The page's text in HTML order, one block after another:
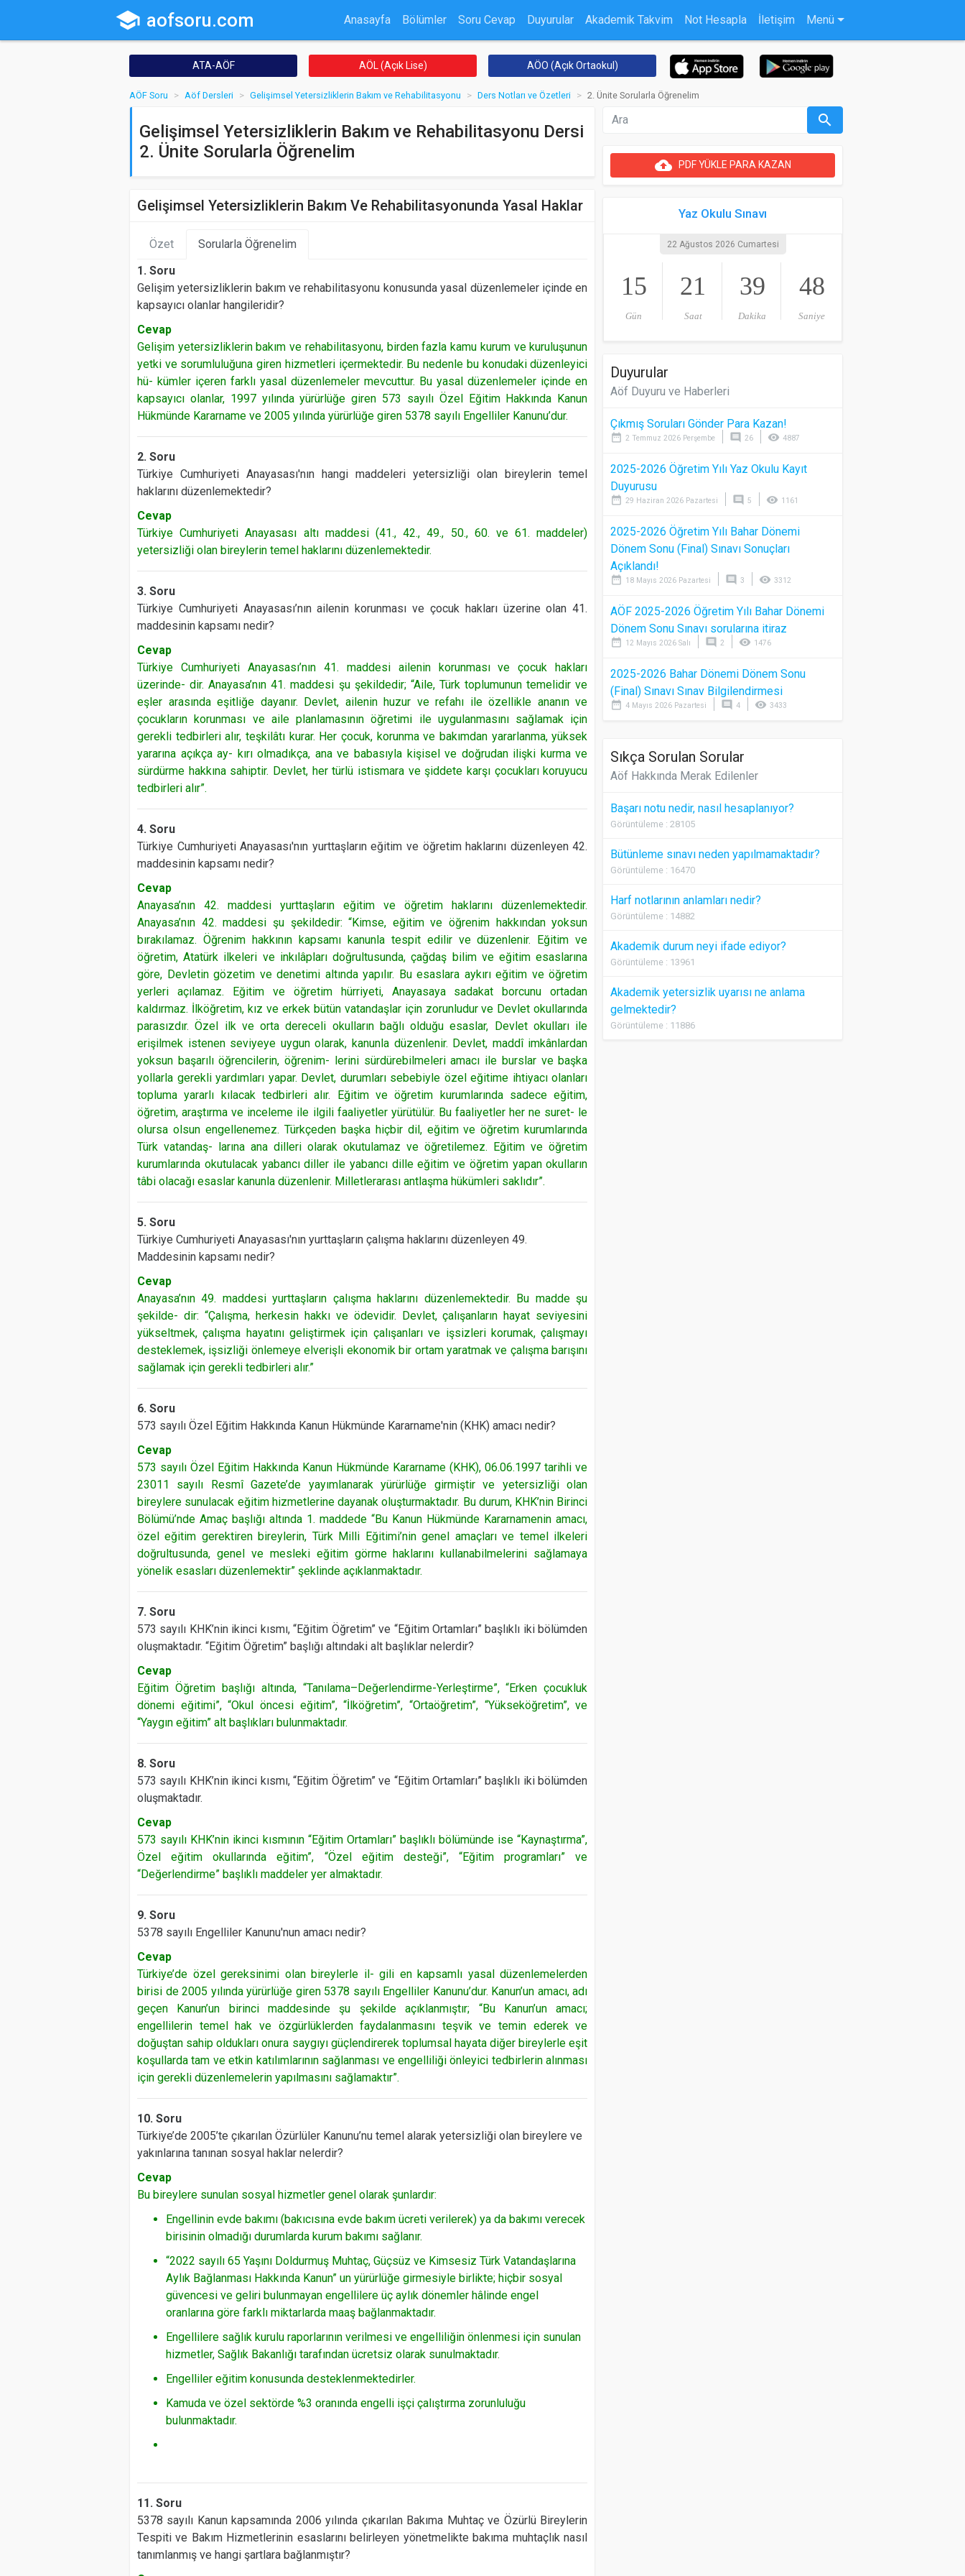
school aofsoru.com Anasayfa Bölümler Soru Cevap Duyurular Akademik Takvim Not Hesapla İletişim Menü
ATA-AÖF AÖL (Açık Lise) AÖO (Açık Ortaokul)
AÖF Soru Aöf Dersleri Gelişimsel Yetersizliklerin Bakım ve Rehabilitasyonu Ders Notları ve Özetleri 2. Ünite Sorularla Öğrenelim
Gelişimsel Yetersizliklerin Bakım ve Rehabilitasyonu Dersi
2. Ünite Sorularla Öğrenelim
Gelişimsel Yetersizliklerin Bakım Ve Rehabilitasyonunda Yasal Haklar
Özet
Sorularla Öğrenelim
1. Soru
Gelişim yetersizliklerin bakım ve rehabilitasyonu konusunda yasal düzenlemeler içinde en
kapsayıcı olanlar hangileridir?
Cevap
Gelişim yetersizliklerin bakım ve rehabilitasyonu, birden fazla kamu kurum ve kuruluşunun
yetki ve sorumluluğuna giren hizmetleri içermektedir. Bu nedenle bu konudaki düzenleyici
hü- kümler içeren farklı yasal düzenlemeler mevcuttur. Bu yasal düzenlemeler içinde en
kapsayıcı olanlar, 1997 yılında yürürlüğe giren 573 sayılı Özel Eğitim Hakkında Kanun
Hükmünde Kararname ve 2005 yılında yürürlüğe giren 5378 sayılı Engelliler Kanunu’dur.
2. Soru
Türkiye Cumhuriyeti Anayasası'nın hangi maddeleri yetersizliği olan bireylerin temel
haklarını düzenlemektedir?
Cevap
Türkiye Cumhuriyeti Anayasası altı maddesi (41., 42., 49., 50., 60. ve 61. maddeler)
yetersizliği olan bireylerin temel haklarını düzenlemektedir.
3. Soru
Türkiye Cumhuriyeti Anayasası’nın ailenin korunması ve çocuk hakları üzerine olan 41.
maddesinin kapsamı nedir?
Cevap
Türkiye Cumhuriyeti Anayasası’nın 41. maddesi ailenin korunması ve çocuk hakları
üzerinde- dir. Anayasa’nın 41. maddesi şu şekildedir; “Aile, Türk toplumunun temelidir ve
eşler arasında eşitliğe dayanır. Devlet, ailenin huzur ve refahı ile özellikle ananın ve
çocukların korunması ve aile planlamasının öğretimi ile uygulanmasını sağlamak için
gerekli tedbirleri alır, teşkilâtı kurar. Her çocuk, korunma ve bakımdan yararlanma, yüksek
yararına açıkça ay- kırı olmadıkça, ana ve babasıyla kişisel ve doğrudan ilişki kurma ve
sürdürme hakkına sahiptir. Devlet, her türlü istismara ve şiddete karşı çocukları koruyucu
tedbirleri alır”.
4. Soru
Türkiye Cumhuriyeti Anayasası'nın yurttaşların eğitim ve öğretim haklarını düzenleyen 42.
maddesinin kapsamı nedir?
Cevap
Anayasa’nın 42. maddesi yurttaşların eğitim ve öğretim haklarını düzenlemektedir.
Anayasa’nın 42. maddesi şu şekildedir: “Kimse, eğitim ve öğrenim hakkından yoksun
bırakılamaz. Öğrenim hakkının kapsamı kanunla tespit edilir ve düzenlenir. Eğitim ve
öğretim, Atatürk ilkeleri ve inkılâpları doğrultusunda, çağdaş bilim ve eğitim esaslarına
göre, Devletin gözetim ve denetimi altında yapılır. Bu esaslara aykırı eğitim ve öğretim
yerleri açılamaz. Eğitim ve öğretim hürriyeti, Anayasaya sadakat borcunu ortadan
kaldırmaz. İlköğretim, kız ve erkek bütün vatandaşlar için zorunludur ve Devlet okullarında
parasızdır. Özel ilk ve orta dereceli okulların bağlı olduğu esaslar, Devlet okulları ile
erişilmek istenen seviyeye uygun olarak, kanunla düzenlenir. Devlet, maddî imkânlardan
yoksun başarılı öğrencilerin, öğrenim- lerini sürdürebilmeleri amacı ile burslar ve başka
yollarla gerekli yardımları yapar. Devlet, durumları sebebiyle özel eğitime ihtiyacı olanları
topluma yararlı kılacak tedbirleri alır. Eğitim ve öğretim kurumlarında sadece eğitim,
öğretim, araştırma ve inceleme ile ilgili faaliyetler yürütülür. Bu faaliyetler her ne suret- le
olursa olsun engellenemez. Türkçeden başka hiçbir dil, eğitim ve öğretim kurumlarında
Türk vatandaş- larına ana dilleri olarak okutulamaz ve öğretilemez. Eğitim ve öğretim
kurumlarında okutulacak yabancı diller ile yabancı dille eğitim ve öğretim yapan okulların
tâbi olacağı esaslar kanunla düzenlenir. Milletlerarası antlaşma hükümleri saklıdır”.
5. Soru
Türkiye Cumhuriyeti Anayasası'nın yurttaşların çalışma haklarını düzenleyen 49.
Maddesinin kapsamı nedir?
Cevap
Anayasa’nın 49. maddesi yurttaşların çalışma haklarını düzenlemektedir. Bu madde şu
şekilde- dir: “Çalışma, herkesin hakkı ve ödevidir. Devlet, çalışanların hayat seviyesini
yükseltmek, çalışma hayatını geliştirmek için çalışanları ve işsizleri korumak, çalışmayı
desteklemek, işsizliği önlemeye elverişli ekonomik bir ortam yaratmak ve çalışma barışını
sağlamak için gerekli tedbirleri alır.”
6. Soru
573 sayılı Özel Eğitim Hakkında Kanun Hükmünde Kararname'nin (KHK) amacı nedir?
Cevap
573 sayılı Özel Eğitim Hakkında Kanun Hükmünde Kararname (KHK), 06.06.1997 tarihli ve
23011 sayılı Resmî Gazete’de yayımlanarak yürürlüğe girmiştir ve yetersizliği olan
bireylere sunulacak eğitim hizmetlerine dayanak oluşturmaktadır. Bu durum, KHK’nin Birinci
Bölümü’nde Amaç başlığı altında 1. maddede “Bu Kanun Hükmünde Kararnamenin amacı,
özel eğitim gerektiren bireylerin, Türk Milli Eğitimi’nin genel amaçları ve temel ilkeleri
doğrultusunda, genel ve mesleki eğitim görme haklarını kullanabilmelerini sağlamaya
yönelik esasları düzenlemektir” şeklinde açıklanmaktadır.
7. Soru
573 sayılı KHK’nin ikinci kısmı, “Eğitim Öğretim” ve “Eğitim Ortamları” başlıklı iki bölümden
oluşmaktadır. “Eğitim Öğretim” başlığı altındaki alt başlıklar nelerdir?
Cevap
Eğitim Öğretim başlığı altında, “Tanılama–Değerlendirme-Yerleştirme”, “Erken çocukluk
dönemi eğitimi”, “Okul öncesi eğitim”, “İlköğretim”, “Ortaöğretim”, “Yükseköğretim”, ve
“Yaygın eğitim” alt başlıkları bulunmaktadır.
8. Soru
573 sayılı KHK’nin ikinci kısmı, “Eğitim Öğretim” ve “Eğitim Ortamları” başlıklı iki bölümden
oluşmaktadır.
Cevap
573 sayılı KHK’nin ikinci kısmının “Eğitim Ortamları” başlıklı bölümünde ise “Kaynaştırma”,
Özel eğitim okullarında eğitim”, “Özel eğitim desteği”, “Eğitim programları” ve
“Değerlendirme” başlıklı maddeler yer almaktadır.
9. Soru
5378 sayılı Engelliler Kanunu'nun amacı nedir?
Cevap
Türkiye’de özel gereksinimi olan bireylerle il- gili en kapsamlı yasal düzenlemelerden
birisi de 2005 yılında yürürlüğe giren 5378 sayılı Engelliler Kanunu’dur. Kanun’un amacı, adı
geçen Kanun’un birinci maddesinde şu şekilde açıklanmıştır; “Bu Kanun’un amacı;
engellilerin temel hak ve özgürlüklerden faydalanmasını teşvik ve temin ederek ve
doğuştan sahip oldukları onura saygıyı güçlendirerek toplumsal hayata diğer bireylerle eşit
koşullarda tam ve etkin katılımlarının sağlanması ve engelliliği önleyici tedbirlerin alınması
için gerekli düzenlemelerin yapılmasını sağlamaktır”.
10. Soru
Türkiye’de 2005’te çıkarılan Özürlüler Kanunu’nu temel alarak yetersizliği olan bireylere ve
yakınlarına tanınan sosyal haklar nelerdir?
Cevap
Bu bireylere sunulan sosyal hizmetler genel olarak şunlardır:
Engellinin evde bakımı (bakıcısına evde bakım ücreti verilerek) ya da bakımı verecek
birisinin olmadığı durumlarda kurum bakımı sağlanır.
“2022 sayılı 65 Yaşını Doldurmuş Muhtaç, Güçsüz ve Kimsesiz Türk Vatandaşlarına
Aylık Bağlanması Hakkında Kanun” un yürürlüğe girmesiyle birlikte; hiçbir sosyal
güvencesi ve geliri bulunmayan engellilere üç aylık dönemler hâlinde engel
oranlarına göre farklı miktarlarda maaş bağlanmaktadır.
Engellilere sağlık kurulu raporlarının verilmesi ve engelliliğin önlenmesi için sunulan
hizmetler, Sağlık Bakanlığı tarafından ücretsiz olarak sunulmaktadır.
Engelliler eğitim konusunda desteklenmektedirler.
Kamuda ve özel sektörde %3 oranında engelli işçi çalıştırma zorunluluğu
bulunmaktadır.
11. Soru
5378 sayılı Kanun kapsamında 2006 yılında çıkarılan Bakıma Muhtaç ve Özürlü Bireylerin
Tespiti ve Bakım Hizmetlerinin esaslarını belirleyen yönetmelikte bakıma muhtaçlık nasıl
tanımlanmış ve hangi şartlara bağlanmıştır?
search
cloud_uploadPDF YÜKLE PARA KAZAN
Yaz Okulu Sınavı
22 Ağustos 2026 Cumartesi
15
Gün
21
Saat
39
Dakika
47
Saniye
Duyurular
Aöf Duyuru ve Haberleri
Çıkmış Soruları Gönder Para Kazan!
date_range 2 Temmuz 2026 Perşembe comment 26 visibility 4887
2025-2026 Öğretim Yılı Yaz Okulu Kayıt
Duyurusu
date_range 29 Haziran 2026 Pazartesi comment 5 visibility 1161
2025-2026 Öğretim Yılı Bahar Dönemi
Dönem Sonu (Final) Sınavı Sonuçları
Açıklandı!
date_range 18 Mayıs 2026 Pazartesi comment 3 visibility 3312
AÖF 2025-2026 Öğretim Yılı Bahar Dönemi
Dönem Sonu Sınavı sorularına itiraz
date_range 12 Mayıs 2026 Salı comment 2 visibility 1476
2025-2026 Bahar Dönemi Dönem Sonu
(Final) Sınavı Sınav Bilgilendirmesi
date_range 4 Mayıs 2026 Pazartesi comment 4 visibility 3433
Sıkça Sorulan Sorular
Aöf Hakkında Merak Edilenler
Başarı notu nedir, nasıl hesaplanıyor?
Görüntüleme : 28105
Bütünleme sınavı neden yapılmamaktadır?
Görüntüleme : 16470
Harf notlarının anlamları nedir?
Görüntüleme : 14882
Akademik durum neyi ifade ediyor?
Görüntüleme : 13961
Akademik yetersizlik uyarısı ne anlama
gelmektedir?
Görüntüleme : 11886